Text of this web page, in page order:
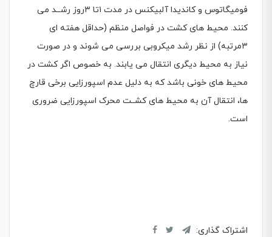
فومیگاتوس و كاندیدا آلبیکنس در مدت ۱تا ٣روز رشــد می
كنند. محیط های كشت در فواصل منظم (حداقل هفته ای
٣مرتبه) از نظر رشد میکروبی بررسی می شوند و در صورت
نیاز به محیط دیگری انتقال می یابند. به خصوص اگر كشت در
محیط های خونی باشد كه به دلیل عدم اسپورزایی برخی قارچ
ها، انتقال آن به محیط های كشــت محرک اسپورزایی ضروری
است.
اشتراک گذاری: